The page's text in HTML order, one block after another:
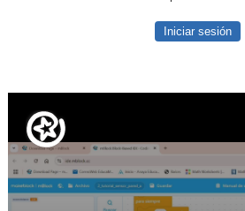
Iniciar sesión